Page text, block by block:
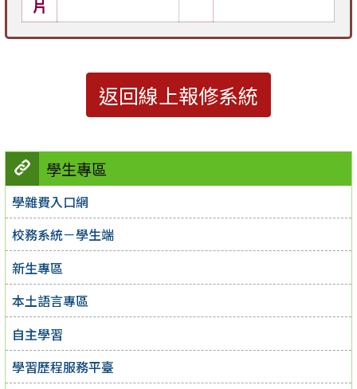
學生專區
學雜費入口網
校務系統－學生端
新生專區
本土語言專區
自主學習
學習歷程服務平臺
片
返回線上報修系統